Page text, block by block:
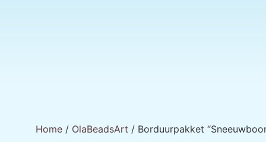
Home / OlaBeadsArt / Borduurpakket